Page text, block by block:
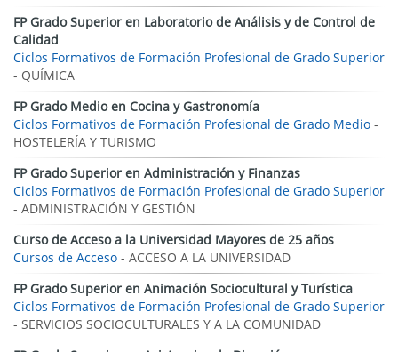
FP Grado Superior en Laboratorio de Análisis y de Control de
Calidad
Ciclos Formativos de Formación Profesional de Grado Superior
- QUÍMICA
FP Grado Medio en Cocina y Gastronomía
Ciclos Formativos de Formación Profesional de Grado Medio -
HOSTELERÍA Y TURISMO
FP Grado Superior en Administración y Finanzas
Ciclos Formativos de Formación Profesional de Grado Superior
- ADMINISTRACIÓN Y GESTIÓN
Curso de Acceso a la Universidad Mayores de 25 años
Cursos de Acceso - ACCESO A LA UNIVERSIDAD
FP Grado Superior en Animación Sociocultural y Turística
Ciclos Formativos de Formación Profesional de Grado Superior
- SERVICIOS SOCIOCULTURALES Y A LA COMUNIDAD